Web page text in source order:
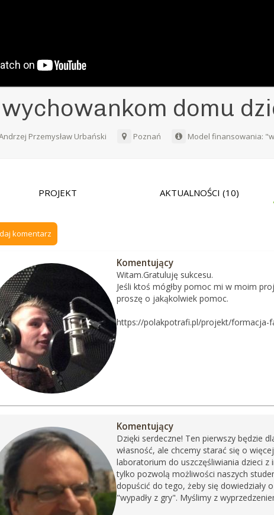
wychowankom domu
Przemysław Urbański Poznań Model finansowania:
PROJEKT AKTUALNOŚCI(10)
komentarz
Komentujący
Witam.Gratuluję sukcesu.
Jeśli ktoś mógłby pomoc mi w moim
proszę o jakąkolwiek pomoc.
https://polakpotrafi.pl/projekt/formacja-
Komentujący
Dzięki serdeczne! Ten pierwszy będzie
własność, ale chcemy starać się o
laboratorium do uszczęśliwiania dzieci z
tylko pozwolą możliwości naszych
dopuścić do tego, żeby się dowiedziały
"wypadły z gry". Myślimy z